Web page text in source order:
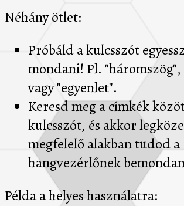
Néhány ötlet:
Próbáld a kulcsszót
mondani! Pl.
vagy "egyenlet".
Keresd meg a címkék
kulcsszót, és akkor
megfelelő alakban tudod a
hangvezérlőnek
Példa a helyes használatra: